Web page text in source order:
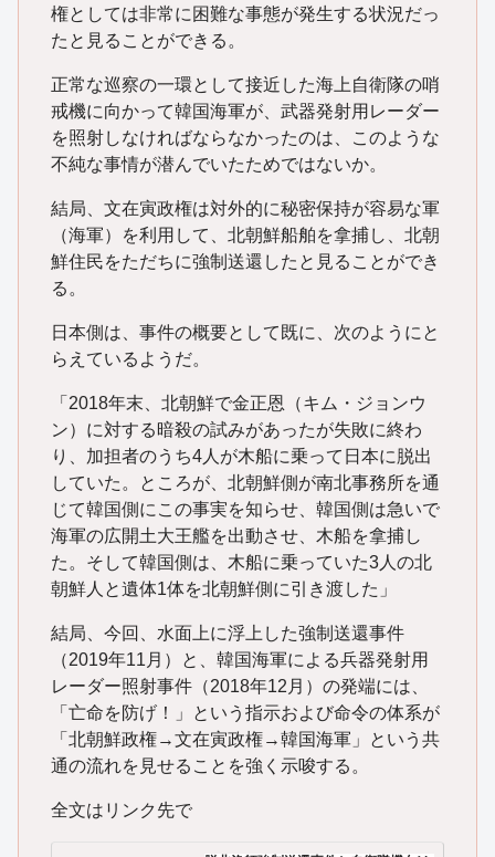
権としては非常に困難な事態が発生する状況だっ
たと見ることができる。
正常な巡察の一環として接近した海上自衛隊の哨
戒機に向かって韓国海軍が、武器発射用レーダー
を照射しなければならなかったのは、このような
不純な事情が潜んでいたためではないか。
結局、文在寅政権は対外的に秘密保持が容易な軍
（海軍）を利用して、北朝鮮船舶を拿捕し、北朝
鮮住民をただちに強制送還したと見ることができ
る。
日本側は、事件の概要として既に、次のようにと
らえているようだ。
「2018年末、北朝鮮で金正恩（キム・ジョンウ
ン）に対する暗殺の試みがあったが失敗に終わ
り、加担者のうち4人が木船に乗って日本に脱出
していた。ところが、北朝鮮側が南北事務所を通
じて韓国側にこの事実を知らせ、韓国側は急いで
海軍の広開土大王艦を出動させ、木船を拿捕し
た。そして韓国側は、木船に乗っていた3人の北
朝鮮人と遺体1体を北朝鮮側に引き渡した」
結局、今回、水面上に浮上した強制送還事件
（2019年11月）と、韓国海軍による兵器発射用
レーダー照射事件（2018年12月）の発端には、
「亡命を防げ！」という指示および命令の体系が
「北朝鮮政権→文在寅政権→韓国海軍」という共
通の流れを見せることを強く示唆する。
全文はリンク先で